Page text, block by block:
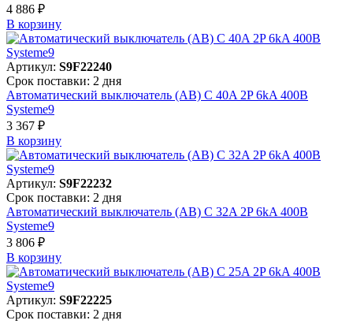
4 886 ₽
В корзинy
Артикул: S9F22240
Срок поставки: 2 дня
Автоматический выключатель (АВ) C 40A 2P 6kA 400В
Systeme9
3 367 ₽
В корзинy
Артикул: S9F22232
Срок поставки: 2 дня
Автоматический выключатель (АВ) C 32A 2P 6kA 400В
Systeme9
3 806 ₽
В корзинy
Артикул: S9F22225
Срок поставки: 2 дня